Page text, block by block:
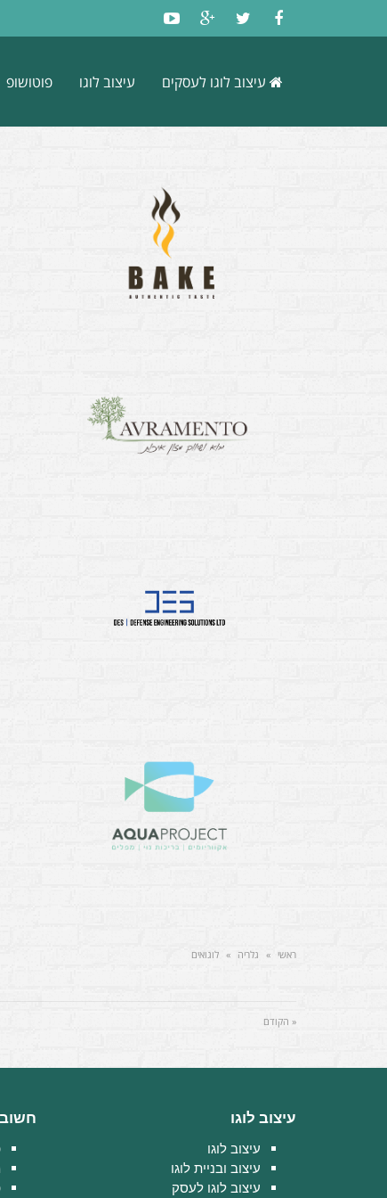
עיצוב לוגו לעסקים עיצוב לוגו פוטושופ
ראשי » גלריה » לוגואים
« הקודם
עיצוב לוגו
עיצוב לוגו
עיצוב ובניית לוגו
עיצוב לוגו לעסק